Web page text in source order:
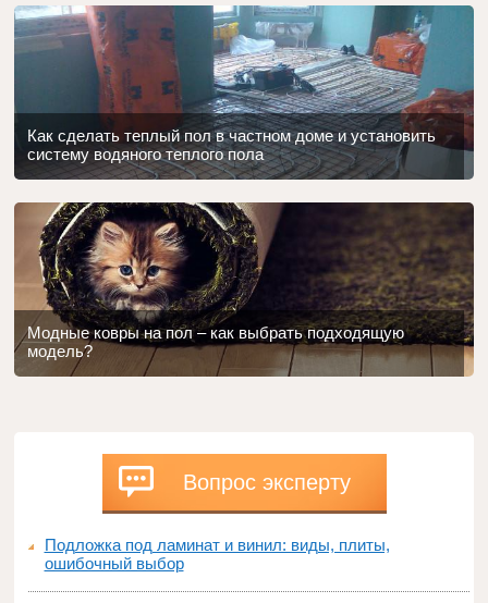
Как сделать теплый пол в частном доме и установить
систему водяного теплого пола
Модные ковры на пол – как выбрать подходящую
модель?
Вопрос эксперту
Подложка под ламинат и винил: виды, плиты,
ошибочный выбор